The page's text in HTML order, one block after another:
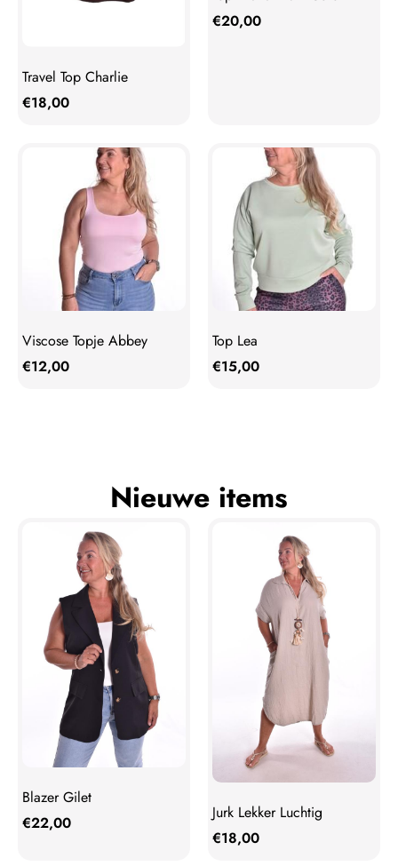
Travel Top Charlie
€18,00
€20,00
Viscose Topje Abbey
€12,00
Top Lea
€15,00
Nieuwe items
Blazer Gilet
€22,00
Jurk Lekker Luchtig
€18,00